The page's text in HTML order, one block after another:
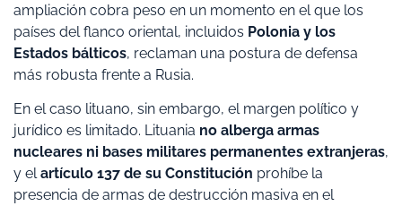
ampliación cobra peso en un momento en el que los
países del flanco oriental, incluidos Polonia y los
Estados bálticos, reclaman una postura de defensa
más robusta frente a Rusia.
En el caso lituano, sin embargo, el margen político y
jurídico es limitado. Lituania no alberga armas
nucleares ni bases militares permanentes extranjeras,
y elartículo 137 de su Constitución prohíbe la
presencia de armas de destrucción masiva en el